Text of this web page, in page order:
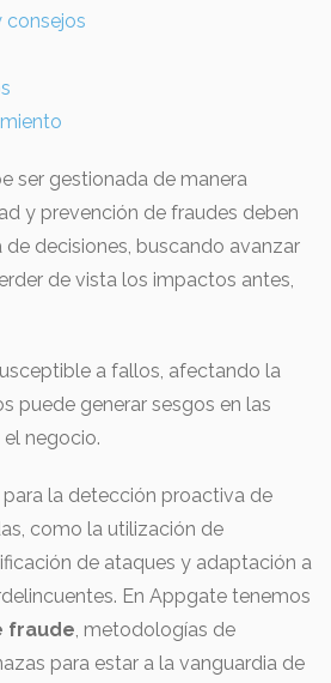
consejos
ser gestionada de manera
y prevención de fraudes deben
decisiones, buscando avanzar
de vista los impactos antes,
a fallos, afectando la
puede generar sesgos en las
negocio.
la detección proactiva de
como la utilización de
de ataques y adaptación a
En Appgate tenemos
fraude, metodologías de
para estar a la vanguardia de